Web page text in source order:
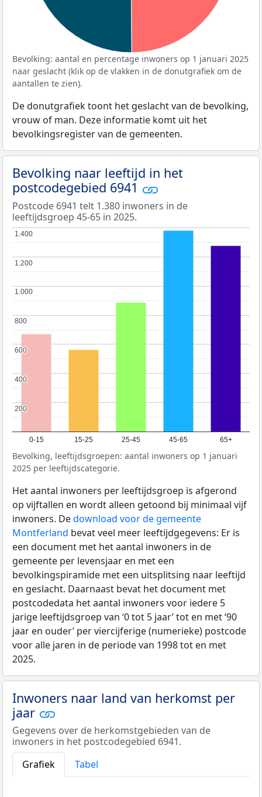
Bevolking: aantal en percentage inwoners op 1 januari 2025
naar geslacht (klik op de vlakken in de donutgrafiek om de
aantallen te zien).
De donutgrafiek toont het geslacht van de bevolking,
vrouw of man. Deze informatie komt uit het
bevolkingsregister van de gemeenten.
Bevolking naar leeftijd in het
postcodegebied 6941
Postcode 6941 telt 1.380 inwoners in de
leeftijdsgroep 45-65 in 2025.
0-15 15-25 25-45 45-65 65+
200
200
400
400
600
600
800
800
1.000
1.000
1.200
1.200
1.400
1.400
Bevolking, leeftijdsgroepen: aantal inwoners op 1 januari
2025 per leeftijdscategorie.
Het aantal inwoners per leeftijdsgroep is afgerond
op vijftallen en wordt alleen getoond bij minimaal vijf
inwoners. Dedownload voor de gemeente
Montferland bevat veel meer leeftijdgegevens: Er is
een document met het aantal inwoners in de
gemeente per levensjaar en met een
bevolkingspiramide met een uitsplitsing naar leeftijd
en geslacht. Daarnaast bevat het document met
postcodedata het aantal inwoners voor iedere 5
jarige leeftijdsgroep van ‘0 tot 5 jaar’ tot en met ‘90
jaar en ouder’ per viercijferige (numerieke) postcode
voor alle jaren in de periode van 1998 tot en met
2025.
Inwoners naar land van herkomst per
jaar
Gegevens over de herkomstgebieden van de
inwoners in het postcodegebied 6941.
Grafiek
Tabel